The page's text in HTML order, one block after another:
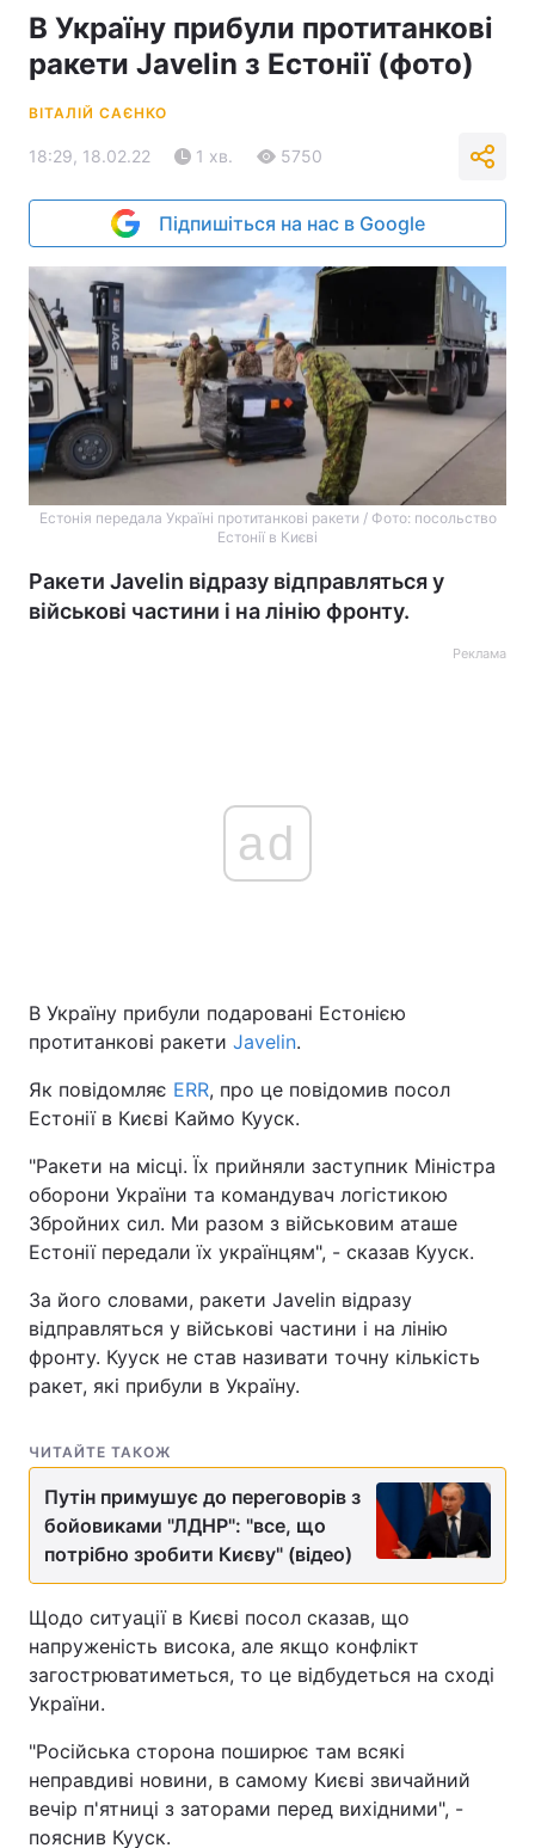
В Україну прибули протитанкові
ракети Javelin з Естонії (фото)
ВІТАЛІЙ САЄНКО
18:29, 18.02.22 1 хв. 5750
Підпишіться на нас в Google
Естонія передала Україні протитанкові ракети / Фото: посольство
Естонії в Києві
Ракети Javelin відразу відправляться у
військові частини і на лінію фронту.
Реклама
ad
В Україну прибули подаровані Естонією
протитанкові ракети Javelin.
Як повідомляє ERR, про це повідомив посол
Естонії в Києві Каймо Кууск.
"Ракети на місці. Їх прийняли заступник Міністра
оборони України та командувач логістикою
Збройних сил. Ми разом з військовим аташе
Естонії передали їх українцям", - сказав Кууск.
За його словами, ракети Javelin відразу
відправляться у військові частини і на лінію
фронту. Кууск не став називати точну кількість
ракет, які прибули в Україну.
ЧИТАЙТЕ ТАКОЖ
Путін примушує до переговорів з
бойовиками "ЛДНР": "все, що
потрібно зробити Києву" (відео)
Щодо ситуації в Києві посол сказав, що
напруженість висока, але якщо конфлікт
загострюватиметься, то це відбудеться на сході
України.
"Російська сторона поширює там всякі
неправдиві новини, в самому Києві звичайний
вечір п'ятниці з заторами перед вихідними", -
пояснив Кууск.